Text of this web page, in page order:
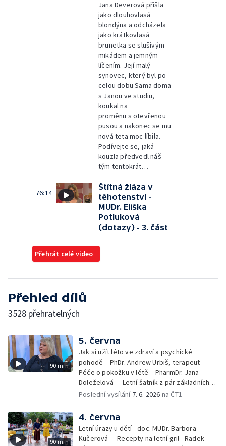
Jana Deverová přišla
jako dlouhovlasá
blondýna a odcházela
jako krátkovlasá
brunetka se slušivým
mikádem a jemným
líčením. Její malý
synovec, který byl po
celou dobu Sama doma
s Janou ve studiu,
koukal na
proměnu s otevřenou
pusou a nakonec se mu
nová teta moc líbila.
Podívejte se, jaká
kouzla předvedl náš
tým tentokrát…
76:14
Štítná žláza v
těhotenství -
MUDr. Eliška
Potluková
(dotazy) - 3. část
Přehrát celé video
Přehled dílů
3528 přehratelných
90 min
5. června
Jak si užít léto ve zdraví a psychické
pohodě – PhDr. Andrew Urbiš, terapeut —
Péče o pokožku v létě – PharmDr. Jana
Doleželová — Letní šatník z pár základních
kousků – Luděk Šmehlík, stylista —
slavnosti – Jiří Krhut, hudebník — Vaření:
letní párty s přáteli – Pavla Pavelková —
Festival v ulicích – Petra Hradilová — Muzejní
noc
Poslední vysílání 7. 6. 2026 na ČT1
90 min
4. června
Letní úrazy u dětí - doc. MUDr. Barbora
Kučerová — Recepty na letní gril - Radek